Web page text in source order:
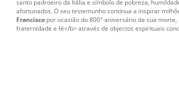
santo padroeiro da Itália e símbolo de pobreza,
afortunados. O seu testemunho continua a inspirar
Francisco por ocasião do 800° aniversário da sua
fraternidade e fé</b> através de objectos espirituais